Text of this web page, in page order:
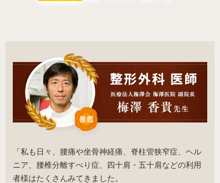
「私も日々、腰痛や坐骨神経痛、脊柱管狭窄症、ヘル
ニア、腰椎分離すべり症、四十肩・五十肩などの利用
者様はたくさんみてきました。